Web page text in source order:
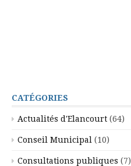
CATÉGORIES
Actualités d'Elancourt (64)
Conseil Municipal (10)
Consultations publiques (7)